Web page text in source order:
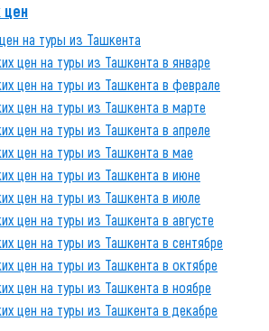
цен
на туры из Ташкента
цен на туры из Ташкента в январе
цен на туры из Ташкента в феврале
цен на туры из Ташкента в марте
цен на туры из Ташкента в апреле
цен на туры из Ташкента в мае
цен на туры из Ташкента в июне
цен на туры из Ташкента в июле
цен на туры из Ташкента в августе
цен на туры из Ташкента в сентябре
цен на туры из Ташкента в октябре
цен на туры из Ташкента в ноябре
цен на туры из Ташкента в декабре